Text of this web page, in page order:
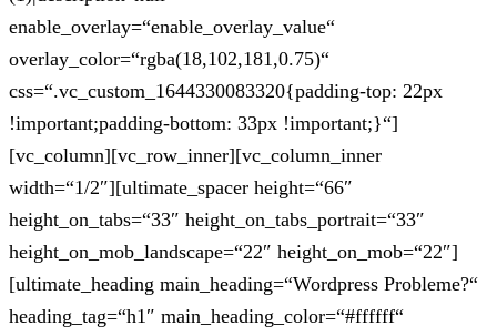
enable_overlay=“enable_overlay_value“
overlay_color=“rgba(18,102,181,0.75)“
css=“.vc_custom_1644330083320{padding-top: 22px
!important;padding-bottom: 33px !important;}“]
[vc_column][vc_row_inner][vc_column_inner
width=“1/2″][ultimate_spacer height=“66″
height_on_tabs=“33″ height_on_tabs_portrait=“33″
height_on_mob_landscape=“22″ height_on_mob=“22″]
[ultimate_heading main_heading=“Wordpress Probleme?“
heading_tag=“h1″ main_heading_color=“#ffffff“